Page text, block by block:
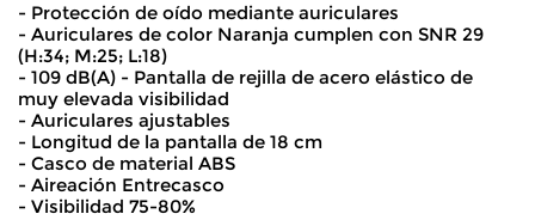
- Protección de oído mediante auriculares
- Auriculares de color Naranja cumplen con SNR 29
(H:34; M:25; L:18)
- 109 dB(A) - Pantalla de rejilla de acero elástico de
muy elevada visibilidad
- Auriculares ajustables
- Longitud de la pantalla de 18 cm
- Casco de material ABS
- Aireación Entrecasco
- Visibilidad 75-80%